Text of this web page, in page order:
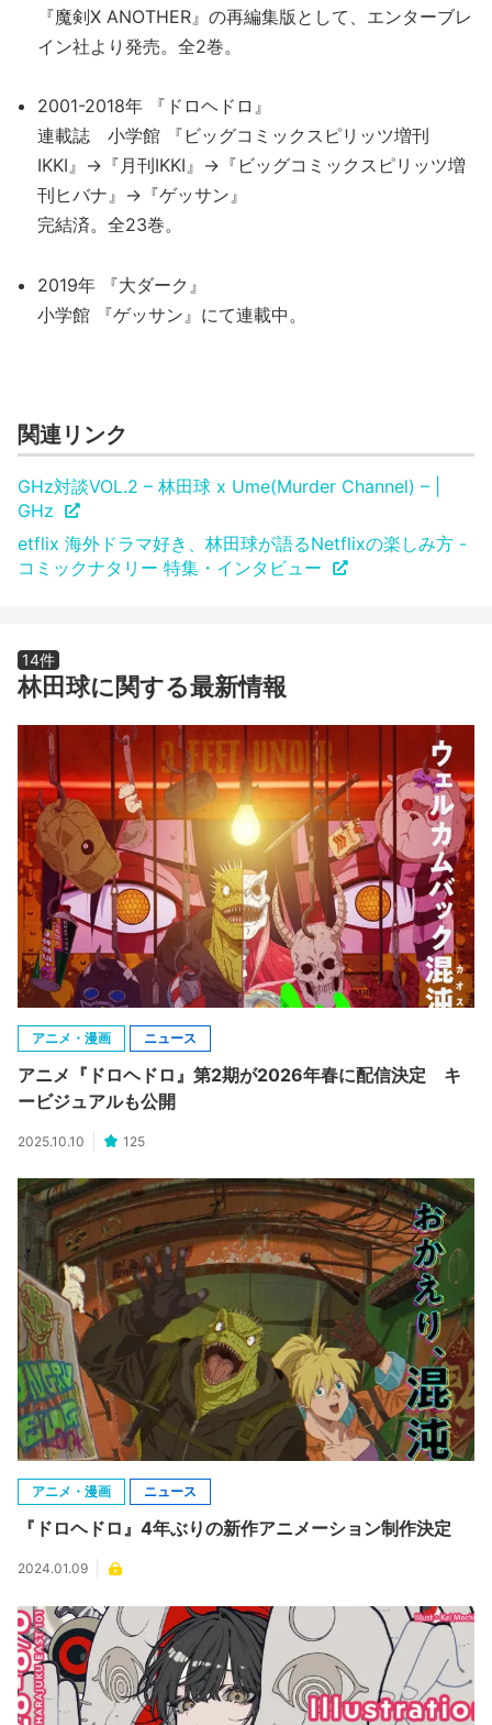
『魔剣X ANOTHER』の再編集版として、エンターブレ
イン社より発売。全2巻。
2001-2018年 『ドロヘドロ』
連載誌 小学館 『ビッグコミックスピリッツ増刊
IKKI』→『月刊IKKI』→『ビッグコミックスピリッツ増
刊ヒバナ』→『ゲッサン』
完結済。全23巻。
2019年 『大ダーク』
小学館 『ゲッサン』にて連載中。
関連リンク
GHz対談VOL.2 – 林田球 x Ume(Murder Channel) – |
GHz
etflix 海外ドラマ好き、林田球が語るNetflixの楽しみ方 -
コミックナタリー 特集・インタビュー
14件
林田球に関する最新情報
アニメ・漫画 ニュース
アニメ『ドロヘドロ』第2期が2026年春に配信決定 キ
ービジュアルも公開
2025.10.10 125
アニメ・漫画 ニュース
『ドロヘドロ』4年ぶりの新作アニメーション制作決定
2024.01.09